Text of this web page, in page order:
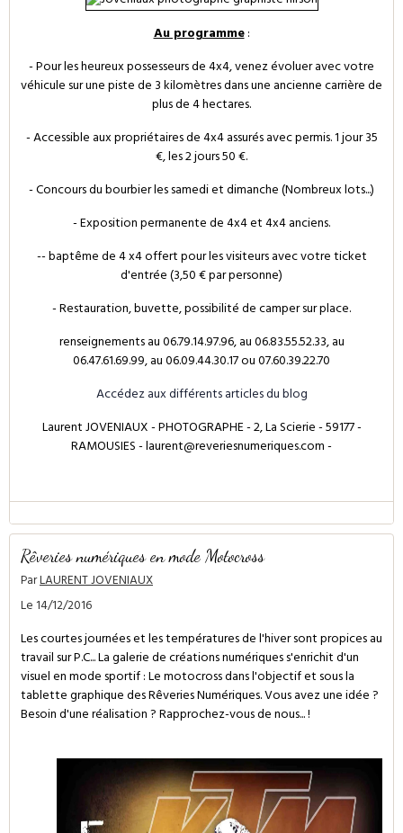
Au programme:
- Pour les heureux possesseurs de 4x4, venez évoluer avec votre
véhicule sur une piste de 3 kilomètres dans une ancienne carrière de
plus de 4 hectares.
- Accessible aux propriétaires de 4x4 assurés avec permis. 1 jour 35
€, les 2 jours 50 €.
- Concours du bourbier les samedi et dimanche (Nombreux lots...)
- Exposition permanente de 4x4 et 4x4 anciens.
-- baptême de 4 x4 offert pour les visiteurs avec votre ticket
d'entrée (3,50 € par personne)
- Restauration, buvette, possibilité de camper sur place.
renseignements au 06.79.14.97.96, au 06.83.55.52.33, au
06.47.61.69.99, au 06.09.44.30.17 ou 07.60.39.22.70
Accédez aux différents articles du blog
Laurent JOVENIAUX - PHOTOGRAPHE - 2, La Scierie - 59177 -
RAMOUSIES - laurent@reveriesnumeriques.com -
Rêveries numériques en mode Motocross
ParLAURENT JOVENIAUX
Le 14/12/2016
Les courtes journées et les températures de l'hiver sont propices au
travail sur P.C... La galerie de créations numériques s'enrichit d'un
visuel en mode sportif : Le motocross dans l'objectif et sous la
tablette graphique des Rêveries Numériques. Vous avez une idée ?
Besoin d'une réalisation ? Rapprochez-vous de nous... !